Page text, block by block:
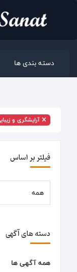
دسته بندی ها
آرایشگری و
فیلتر بر اساس
دسته های آگهی
همه آگهی ها